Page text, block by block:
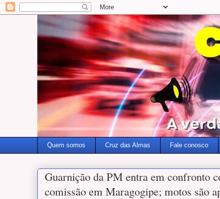
Quem somos Cruz das Almas Fale conosco
Guarnição da PM entra em confronto
comissão em Maragogipe; motos são